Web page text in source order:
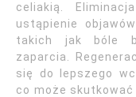
celiakią.
ustąpienie
takich jak bóle
zaparcia.
się do lepszego
co może